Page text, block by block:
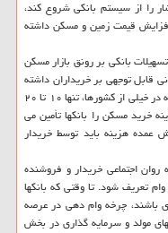
را از سیستم بانکی شروع کند،
قیمت زمین و مسکن داشته
بانکی بر رونق بازار مسکن
قابل توجهی بر خریداران داشته
جهانی نشان داده است که در خیلی از کشورها، تنها ۱۰ تا ۲۰
است و ۷۰ تا ۸۰ درصد هزینه خرید مسکن را بانکها تأمین می
هزینه باید توسط خریدار
روان اجتماعی خریدار و فروشنده
تعریف شود. تا وقتی که بانکها
باشند، چرخه وام دهی در عرصه
مولد و سرمایه گذاری در بخش